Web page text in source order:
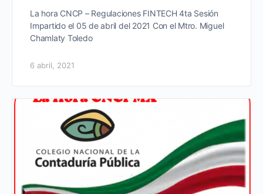
La hora CNCP – Regulaciones FINTECH 4ta Sesión
Impartido el 05 de abril del 2021 Con el Mtro. Miguel
Chamlaty Toledo
6 abril, 2021